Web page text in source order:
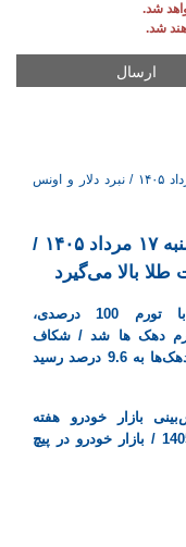
شد.
شد.
پیش ‌بینی قیمت دلار، طلا و سکه شنبه ۱۷ مرداد ۱۴۰۵ /
بالا می‌گیرد
دهک دوم با تورم 100 درصدی،
دهک ها شد / شکاف
تورمی میان دهک‌ها به 9.6 درصد رسید
بازار خودرو هفته
سوم مرداد 1405 / بازار خودرو در پیچ